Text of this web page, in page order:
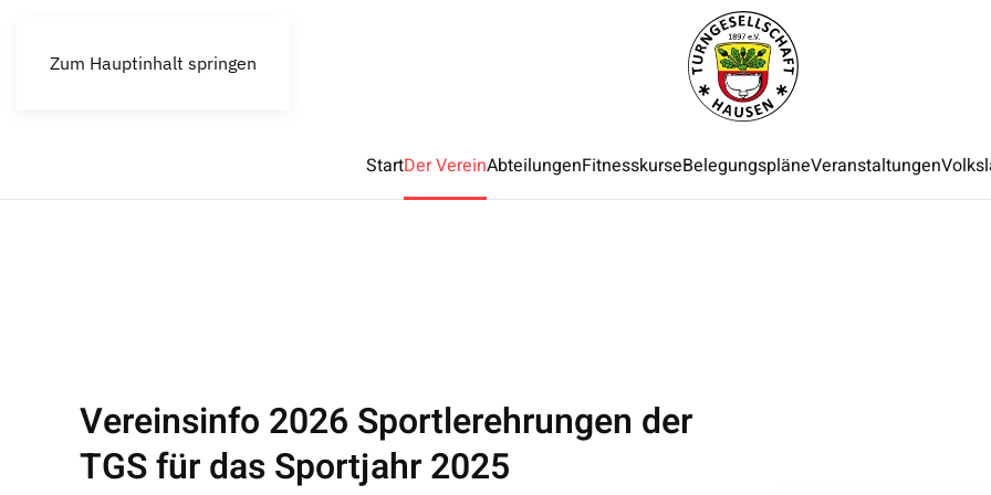
Zum Hauptinhalt springen
StartDer VereinAbteilungenFitnesskurseBelegungspläneVeranstaltungen
Vereinsinfo 2026 Sportlerehrungen der
TGS für das Sportjahr 2025